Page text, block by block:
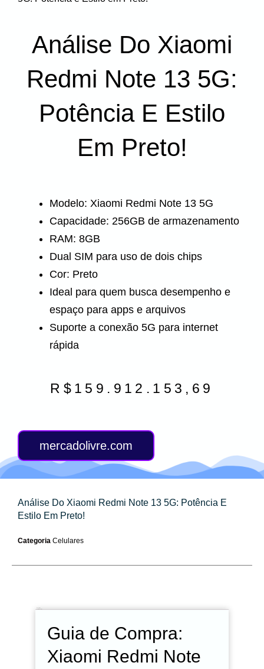
Análise Do Xiaomi
Redmi Note 13 5G:
Potência E Estilo
Em Preto!
Modelo: Xiaomi Redmi Note 13 5G
Capacidade: 256GB de armazenamento
RAM: 8GB
Dual SIM para uso de dois chips
Cor: Preto
Ideal para quem busca desempenho e
espaço para apps e arquivos
Suporte a conexão 5G para internet
rápida
R$ 159.912.153,69
mercadolivre.com
Análise Do Xiaomi Redmi Note 13 5G: Potência E
Estilo Em Preto!
Categoria Celulares
Guia de Compra:
Xiaomi Redmi Note